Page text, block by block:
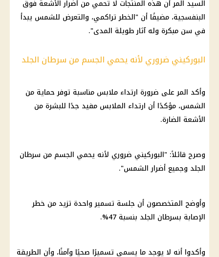
السيد المر أن هذه المنتجات لا تحمي من أضرار الأشعة فوق
البنفسجية، مضيفًا أن "الخطر تراكمي، والتعرض للشمس يبدأ
في سن مبكرة وله آثار طويلة المدى".
البوركيني ضروري لأنه يحمي الجسم من سرطان الجلد
وأكد المر على ضرورة ارتداء ملابس مناسبة توفر حماية من
الشمس، مؤكدًا أن ارتداء الملابس مفيد جدًا للبشرة من
الأشعة الضارة.
وصرح قائلاً: "البوركيني ضروري لأنه يحمي الجسم من سرطان
الجلد وجميع أضرار الشمس".
وأوضح المتخصصون أن جلسة تسمير واحدة تزيد من خطر
الإصابة بسرطان الجلد بنسبة 47%.
وأكدوا أنه لا يوجد ما يسمى تسميرًا صحيًا وآمنًا، وأن الطريقة